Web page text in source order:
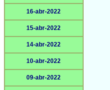
16-abr-2022
15-abr-2022
14-abr-2022
10-abr-2022
09-abr-2022